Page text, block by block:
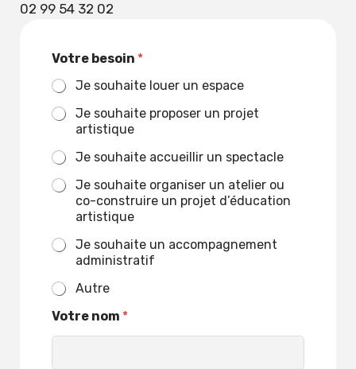
02 99 54 32 02
Votre besoin *
Je souhaite louer un espace
Je souhaite proposer un projet
artistique
Je souhaite accueillir un spectacle
Je souhaite organiser un atelier ou
co-construire un projet d’éducation
artistique
Je souhaite un accompagnement
administratif
Autre
V
Votre nom *